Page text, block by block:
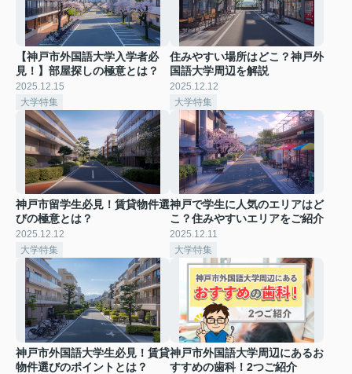
【神戸市外国語大学入学者必
見！】部屋探しの極意とは？
2025.12.15
大学特集
住みやすい場所はどこ？神戸外
国語大学周辺を解説
2025.12.12
大学特集
神戸市留学生必見！賃貸物件選
びの極意とは？
2025.12.12
大学特集
神戸で学生に人気のエリアはど
こ？住みやすいエリアをご紹介
2025.12.11
大学特集
神戸市外国語大学生必見！賃貸
物件選びのポイントとは？
神戸市外国語大学周辺にあるお
すすめの歯科！2つご紹介